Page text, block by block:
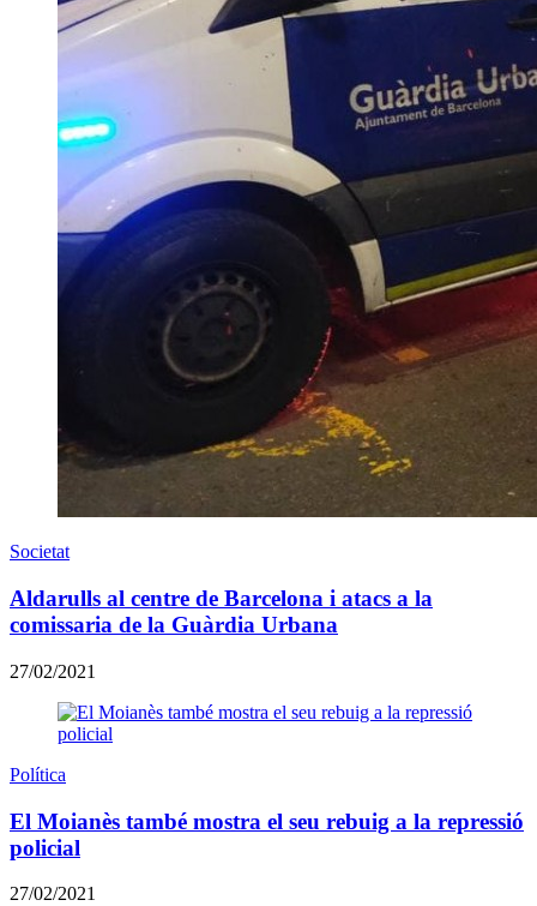
Societat
Aldarulls al centre de Barcelona i atacs a la
comissaria de la Guàrdia Urbana
27/02/2021
Política
El Moianès també mostra el seu rebuig a la repressió
policial
27/02/2021